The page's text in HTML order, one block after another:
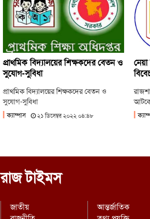
প্রাথমিক বিদ্যালয়ের শিক্ষকদের বেতন ও
সুযোগ-সুবিধা
প্রাথমিক বিদ্যালয়ের শিক্ষকদের বেতন ও
সুযোগ-সুবিধা
ক্যাম্পাস ২১ ডিসেম্বর ২০২২ ০৪:৪৮
আটকে
রাজ টাইমস
জাতীয়
আন্তর্জাতিক